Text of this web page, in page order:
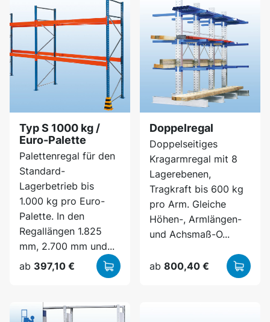
Typ S 1000 kg /
Euro-Palette
Palettenregal für den
Standard-
Lagerbetrieb bis
1.000 kg pro Euro-
Palette. In den
Regallängen 1.825
mm, 2.700 mm und...
ab 397,10 €
Doppelregal
Doppelseitiges
Kragarmregal mit 8
Lagerebenen,
Tragkraft bis 600 kg
pro Arm. Gleiche
Höhen-, Armlängen-
und Achsmaß-O...
ab 800,40 €